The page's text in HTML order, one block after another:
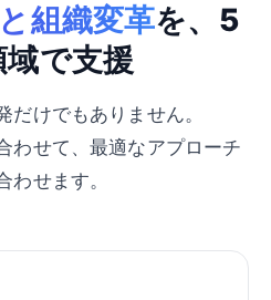
組織変革を、5
で支援
だけでもありません。
わせて、最適なアプローチ
わせます。